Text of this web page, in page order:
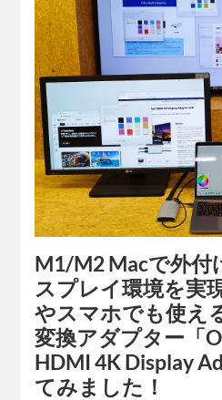
M1/M2 Macで外付
スプレイ環境を実
やスマホでも使え
変換アダプター「
HDMI 4K Display
てみました！